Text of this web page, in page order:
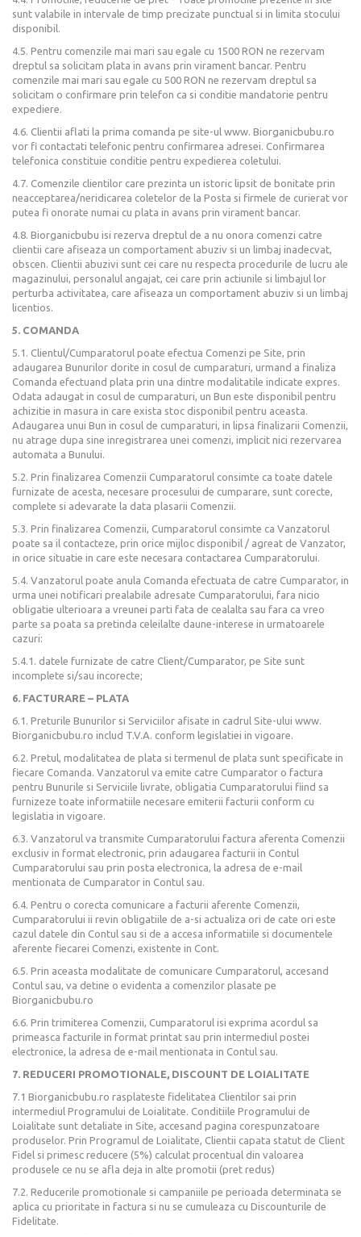
sunt valabile in intervale de timp precizate punctual si in limita stocului
disponibil.
4.5. Pentru comenzile mai mari sau egale cu 1500 RON ne rezervam
dreptul sa solicitam plata in avans prin virament bancar. Pentru
comenzile mai mari sau egale cu 500 RON ne rezervam dreptul sa
solicitam o confirmare prin telefon ca si conditie mandatorie pentru
expediere.
4.6. Clientii aflati la prima comanda pe site-ul www. Biorganicbubu.ro
vor fi contactati telefonic pentru confirmarea adresei. Confirmarea
telefonica constituie conditie pentru expedierea coletului.
4.7. Comenzile clientilor care prezinta un istoric lipsit de bonitate prin
neacceptarea/neridicarea coletelor de la Posta si firmele de curierat vor
putea fi onorate numai cu plata in avans prin virament bancar.
4.8. Biorganicbubu isi rezerva dreptul de a nu onora comenzi catre
clientii care afiseaza un comportament abuziv si un limbaj inadecvat,
obscen. Clientii abuzivi sunt cei care nu respecta procedurile de lucru ale
magazinului, personalul angajat, cei care prin actiunile si limbajul lor
perturba activitatea, care afiseaza un comportament abuziv si un limbaj
licentios.
5. COMANDA
5.1. Clientul/Cumparatorul poate efectua Comenzi pe Site, prin
adaugarea Bunurilor dorite in cosul de cumparaturi, urmand a finaliza
Comanda efectuand plata prin una dintre modalitatile indicate expres.
Odata adaugat in cosul de cumparaturi, un Bun este disponibil pentru
achizitie in masura in care exista stoc disponibil pentru aceasta.
Adaugarea unui Bun in cosul de cumparaturi, in lipsa finalizarii Comenzii,
nu atrage dupa sine inregistrarea unei comenzi, implicit nici rezervarea
automata a Bunului.
5.2. Prin finalizarea Comenzii Cumparatorul consimte ca toate datele
furnizate de acesta, necesare procesului de cumparare, sunt corecte,
complete si adevarate la data plasarii Comenzii.
5.3. Prin finalizarea Comenzii, Cumparatorul consimte ca Vanzatorul
poate sa il contacteze, prin orice mijloc disponibil / agreat de Vanzator,
in orice situatie in care este necesara contactarea Cumparatorului.
5.4. Vanzatorul poate anula Comanda efectuata de catre Cumparator, in
urma unei notificari prealabile adresate Cumparatorului, fara nicio
obligatie ulterioara a vreunei parti fata de cealalta sau fara ca vreo
parte sa poata sa pretinda celeilalte daune-interese in urmatoarele
cazuri:
5.4.1. datele furnizate de catre Client/Cumparator, pe Site sunt
incomplete si/sau incorecte;
6. FACTURARE – PLATA
6.1. Preturile Bunurilor si Serviciilor afisate in cadrul Site-ului www.
Biorganicbubu.ro includ T.V.A. conform legislatiei in vigoare.
6.2. Pretul, modalitatea de plata si termenul de plata sunt specificate in
fiecare Comanda. Vanzatorul va emite catre Cumparator o factura
pentru Bunurile si Serviciile livrate, obligatia Cumparatorului fiind sa
furnizeze toate informatiile necesare emiterii facturii conform cu
legislatia in vigoare.
6.3. Vanzatorul va transmite Cumparatorului factura aferenta Comenzii
exclusiv in format electronic, prin adaugarea facturii in Contul
Cumparatorului sau prin posta electronica, la adresa de e-mail
mentionata de Cumparator in Contul sau.
6.4. Pentru o corecta comunicare a facturii aferente Comenzii,
Cumparatorului ii revin obligatiile de a-si actualiza ori de cate ori este
cazul datele din Contul sau si de a accesa informatiile si documentele
aferente fiecarei Comenzi, existente in Cont.
6.5. Prin aceasta modalitate de comunicare Cumparatorul, accesand
Contul sau, va detine o evidenta a comenzilor plasate pe
Biorganicbubu.ro
6.6. Prin trimiterea Comenzii, Cumparatorul isi exprima acordul sa
primeasca facturile in format printat sau prin intermediul postei
electronice, la adresa de e-mail mentionata in Contul sau.
7. REDUCERI PROMOTIONALE, DISCOUNT DE LOIALITATE
7.1 Biorganicbubu.ro rasplateste fidelitatea Clientilor sai prin
intermediul Programului de Loialitate. Conditiile Programului de
Loialitate sunt detaliate in Site, accesand pagina corespunzatoare
produselor. Prin Programul de Loialitate, Clientii capata statut de Client
Fidel si primesc reducere (5%) calculat procentual din valoarea
produsele ce nu se afla deja in alte promotii (pret redus)
7.2. Reducerile promotionale si campaniile pe perioada determinata se
aplica cu prioritate in factura si nu se cumuleaza cu Discounturile de
Fidelitate.